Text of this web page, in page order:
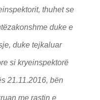
thuhet se
duke e
duke tejkaluar
si kryeinspektorë
21.11.2016, bën
me rastin e